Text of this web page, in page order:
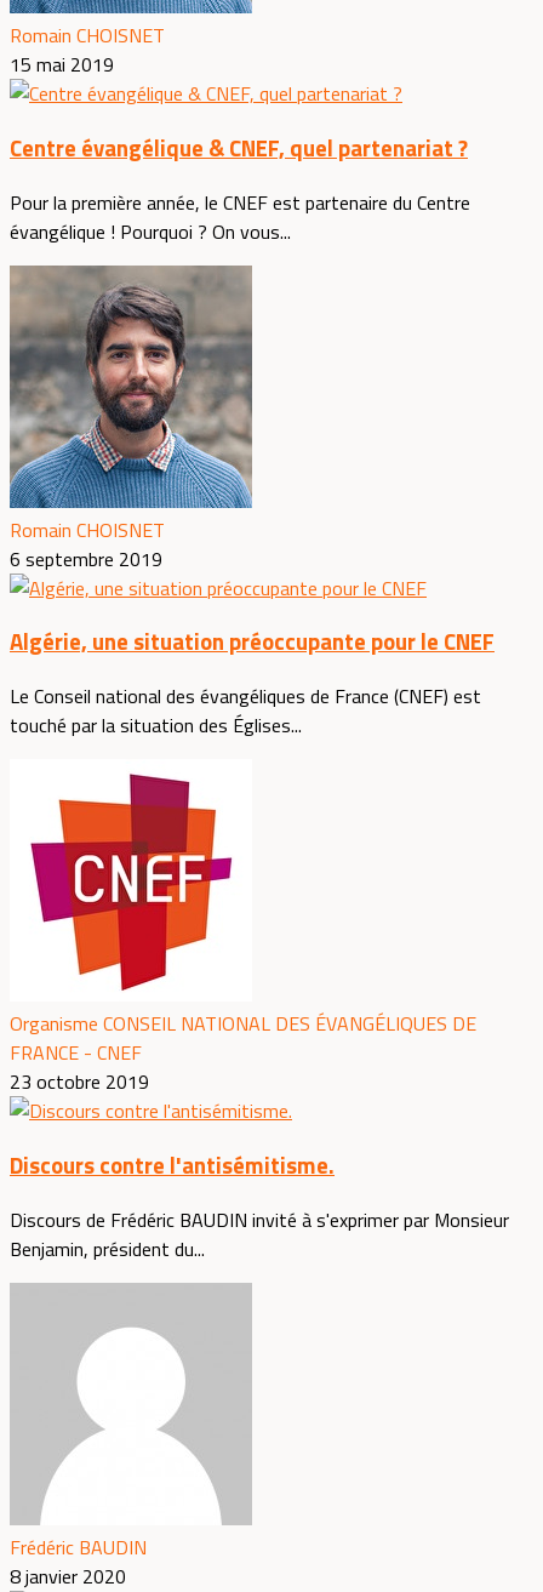
Romain CHOISNET
15 mai 2019
Centre évangélique & CNEF, quel partenariat ?
Pour la première année, le CNEF est partenaire du Centre
évangélique ! Pourquoi ? On vous...
Romain CHOISNET
6 septembre 2019
Algérie, une situation préoccupante pour le CNEF
Le Conseil national des évangéliques de France (CNEF) est
touché par la situation des Églises...
Organisme CONSEIL NATIONAL DES ÉVANGÉLIQUES DE
FRANCE - CNEF
23 octobre 2019
Discours contre l'antisémitisme.
Discours de Frédéric BAUDIN invité à s'exprimer par Monsieur
Benjamin, président du...
Frédéric BAUDIN
8 janvier 2020